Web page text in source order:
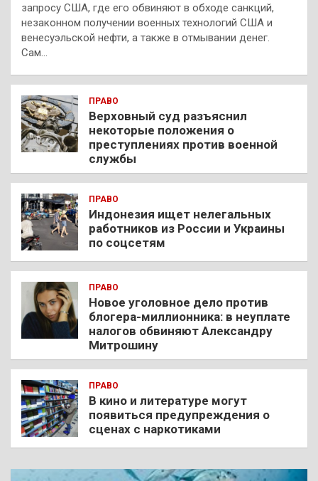
запросу США, где его обвиняют в обходе санкций,
незаконном получении военных технологий США и
венесуэльской нефти, а также в отмывании денег.
Сам…
ПРАВО
Верховный суд разъяснил
некоторые положения о
преступлениях против военной
службы
ПРАВО
Индонезия ищет нелегальных
работников из России и Украины
по соцсетям
ПРАВО
Новое уголовное дело против
блогера-миллионника: в неуплате
налогов обвиняют Александру
Митрошину
ПРАВО
В кино и литературе могут
появиться предупреждения о
сценах с наркотиками